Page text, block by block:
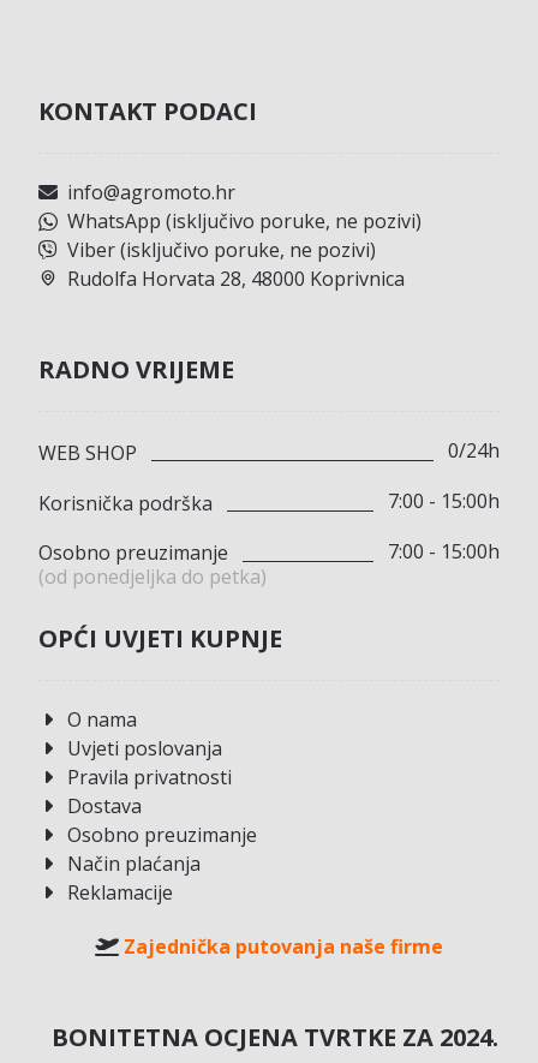
KONTAKT PODACI
info@agromoto.hr
WhatsApp (isključivo poruke, ne pozivi)
Viber (isključivo poruke, ne pozivi)
Rudolfa Horvata 28, 48000 Koprivnica
RADNO VRIJEME
WEB SHOP
0/24h
Korisnička podrška
7:00 - 15:00h
Osobno preuzimanje
(od ponedjeljka do petka)
7:00 - 15:00h
OPĆI UVJETI KUPNJE
O nama
Uvjeti poslovanja
Pravila privatnosti
Dostava
Osobno preuzimanje
Način plaćanja
Reklamacije
Zajednička putovanja naše firme
BONITETNA OCJENA TVRTKE ZA 2024.